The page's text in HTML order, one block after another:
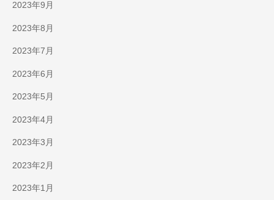
2023年9月
2023年8月
2023年7月
2023年6月
2023年5月
2023年4月
2023年3月
2023年2月
2023年1月